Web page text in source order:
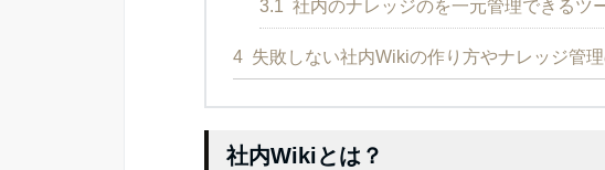
3.1 社内のナレッジのを一元管理できるツ
4 失敗しない社内Wikiの作り方やナレッジ管
社内Wikiとは？